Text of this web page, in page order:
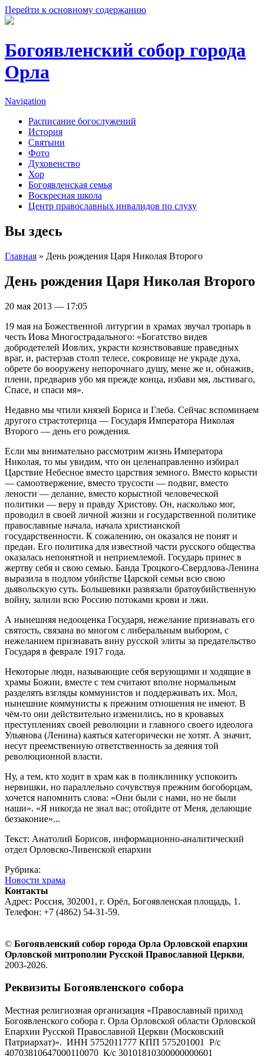
Перейти к основному содержанию
Богоявленский собор города
Орла
Navigation
Расписание богослужений
История
Святыни
Фото
Духовенство
Хор
Богоявленская семья
Воскресная школа
Центр православных инвалидов по слуху
Вы здесь
Главная » День рождения Царя Николая Второго
День рождения Царя Николая Второго
20 мая 2013 — 17:05
19 мая на Божественной литургии в храмах звучал тропарь в
честь Иова Многострадального: «Богатство видев
добродетелей Иовлих, украсти кознствовавше праведных
враг, и, растерзав столп телесе, сокровище не украде духа,
обрете бо вооружену непорочнаго душу, мене же и, обнажив,
плени, предварив убо мя прежде конца, избави мя, льстиваго,
Спасе, и спаси мя».
Недавно мы чтили князей Бориса и Глеба. Сейчас вспоминаем
другого страстотерпца — Государя Императора Николая
Второго — день его рождения.
Если мы внимательно рассмотрим жизнь Императора
Николая, то мы увидим, что он целенаправленно избирал
Царствие Небесное вместо царствия земного. Вместо корысти
— самоотвержение, вместо трусости — подвиг, вместо
лености — делание, вместо корыстной человеческой
политики — веру и правду Христову. Он, насколько мог,
проводил в своей личной жизни и государственной политике
православные начала, начала христианской
государственности. К сожалению, он оказался не понят и
предан. Его политика для известной части русского общества
оказалась непонятной и неприемлемой. Государь принес в
жертву себя и свою семью. Банда Троцкого-Свердлова-Ленина
выразила в подлом убийстве Царской семьи всю свою
дьявольскую суть. Большевики развязали братоубийственную
войну, залили всю Россию потоками крови и лжи.
А нынешняя недооценка Государя, нежелание признавать его
святость, связана во многом с либеральным выбором, с
нежеланием признавать вину русской элиты за предательство
Государя в феврале 1917 года.
Некоторые люди, называющие себя верующими и ходящие в
храмы Божии, вместе с тем считают вполне нормальным
разделять взгляды коммунистов и поддерживать их. Мол,
нынешние коммунисты к прежним отношения не имеют. В
чём-то они действительно изменились, но в кровавых
преступлениях своей революции и главного своего идеолога
Ульянова (Ленина) каяться категорически не хотят. А значит,
несут преемственную ответственность за деяния той
революционной власти.
Ну, а тем, кто ходит в храм как в поликлинику успокоить
нервишки, но параллельно сочувствуя прежним богоборцам,
хочется напомнить слова: «Они были с нами, но не были
наши». «Я никогда не знал вас; отойдите от Меня, делающие
беззаконие»...
Текст: Анатолий Борисов, информационно-аналитический
отдел Орловско-Ливенской епархии
Рубрика:
Новости храма
Контакты
Адрес: Россия, 302001, г. Орёл, Богоявленская площадь, 1.
Телефон: +7 (4862) 54-31-59.
© Богоявленский собор города Орла Орловской епархии
Орловской митрополии Русской Православной Церкви,
2003-2026.
Реквизиты Богоявленского собора
Местная религиозная организация «Православный приход
Богоявленского собора г. Орла Орловской области Орловской
Епархии Русской Православной Церкви (Московский
Патриархат)». ИНН 5752011777 КПП 575201001 Р/с
40703810647000110070 К/с 30101810300000000601